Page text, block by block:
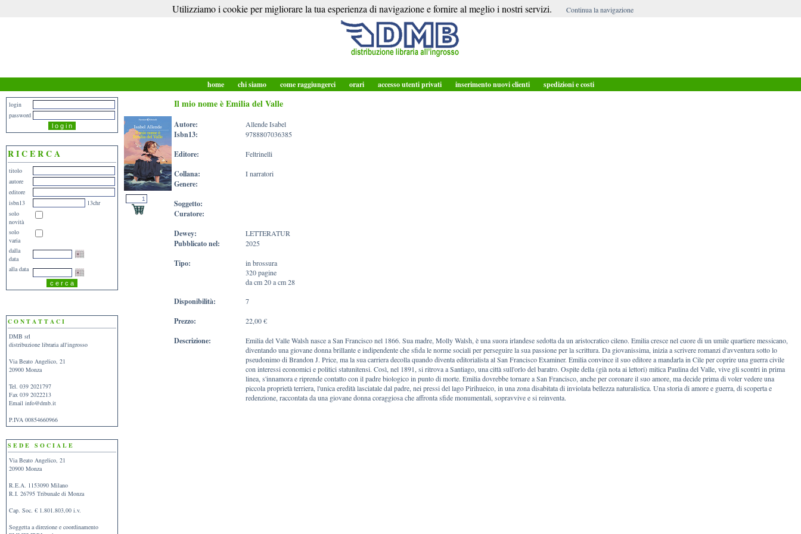
home chi siamo come raggiungerci orari accesso utenti privati inserimento nuovi clienti spedizioni e costi
login
password
R I C E R C A
titolo
autore
editore
isbn13
13chr
solo
novità
solo
varia
dalla
data
alla data
C O N T A T T A C I
DMB srl
distribuzione libraria all'ingrosso
Via Beato Angelico, 21
20900 Monza
Tel. 039 2021797
Fax 039 2022213
Email info@dmb.it
P.IVA 00854660966
S E D E S O C I A L E
Via Beato Angelico, 21
20900 Monza
R.E.A. 1153090 Milano
R.I. 26795 Tribunale di Monza
Cap. Soc. € 1.801.803,00 i.v.
Soggetta a direzione e coordinamento
Il mio nome è Emilia del Valle
Autore: Allende Isabel
Isbn13: 9788807036385
Editore: Feltrinelli
Collana: I narratori
Genere:
Soggetto:
Curatore:
Dewey:
LETTERATUR
Pubblicato nel: 2025
Tipo:
in brossura
320 pagine
da cm 20 a cm 28
Disponibilità: 7
Prezzo: 22,00 €
Descrizione:
Emilia del Valle Walsh nasce a San Francisco nel 1866. Sua madre, Molly Walsh, è una suora irlandese sedotta da un aristocratico cileno. Emilia cresce nel cuore di un umile quartiere messicano,
diventando una giovane donna brillante e indipendente che sfida le norme sociali per perseguire la sua passione per la scrittura. Da giovanissima, inizia a scrivere romanzi d'avventura sotto lo
pseudonimo di Brandon J. Price, ma la sua carriera decolla quando diventa editorialista al San Francisco Examiner. Emilia convince il suo editore a mandarla in Cile per coprire una guerra civile
con interessi economici e politici statunitensi. Così, nel 1891, si ritrova a Santiago, una città sull'orlo del baratro. Ospite della (già nota ai lettori) mitica Paulina del Valle, vive gli scontri in prima
linea, s'innamora e riprende contatto con il padre biologico in punto di morte. Emilia dovrebbe tornare a San Francisco, anche per coronare il suo amore, ma decide prima di voler vedere una
piccola proprietà terriera, l'unica eredità lasciatale dal padre, nei pressi del lago Pirihueico, in una zona disabitata di inviolata bellezza naturalistica. Una storia di amore e guerra, di scoperta e
redenzione, raccontata da una giovane donna coraggiosa che affronta sfide monumentali, sopravvive e si reinventa.
Utilizziamo i cookie per migliorare la tua esperienza di navigazione e fornire al meglio i nostri servizi. Continua la navigazione